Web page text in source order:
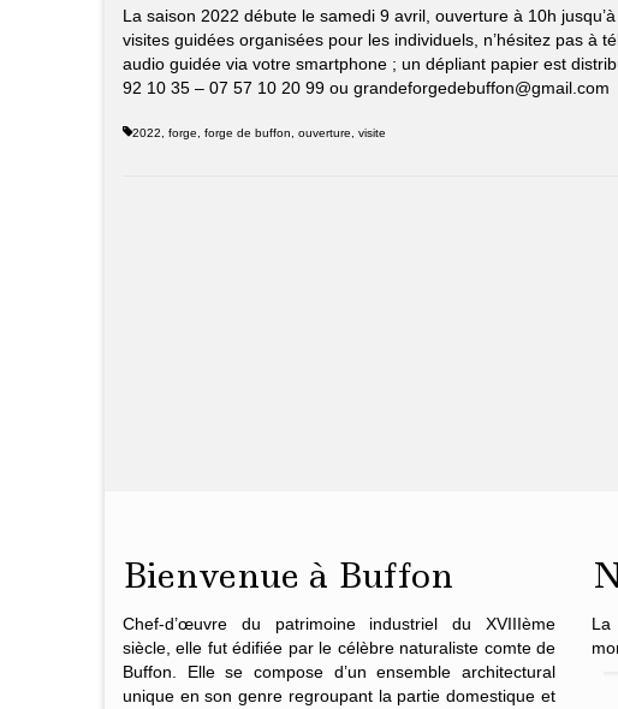
La saison 2022 débute le samedi 9 avril, ouverture à 10h
visites guidées organisées pour les individuels, n’hésitez pas à
audio guidée via votre smartphone ; un dépliant papier est
92 10 35 – 07 57 10 20 99 ou grandeforgedebuffon@gmail.com
2022 forge forge de buffon ouverture visite
Bienvenue à Buffon
Chef-d’œuvre du patrimoine industriel du XVIIIème
siècle, elle fut édifiée par le célèbre naturaliste comte de
Buffon . Elle se compose d’un ensemble architectural
unique en son genre regroupant la partie domestique et